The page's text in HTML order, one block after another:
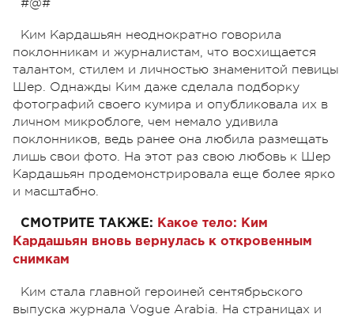
#@#
Ким Кардашьян неоднократно говорила
поклонникам и журналистам, что восхищается
талантом, стилем и личностью знаменитой певицы
Шер. Однажды Ким даже сделала подборку
фотографий своего кумира и опубликовала их в
личном микроблоге, чем немало удивила
поклонников, ведь ранее она любила размещать
лишь свои фото. На этот раз свою любовь к Шер
Кардашьян продемонстрировала еще более ярко
и масштабно.
СМОТРИТЕ ТАКЖЕ: Какое тело: Ким
Кардашьян вновь вернулась к откровенным
снимкам
Ким стала главной героиней сентябрьского
выпуска журнала Vogue Arabia. На страницах и